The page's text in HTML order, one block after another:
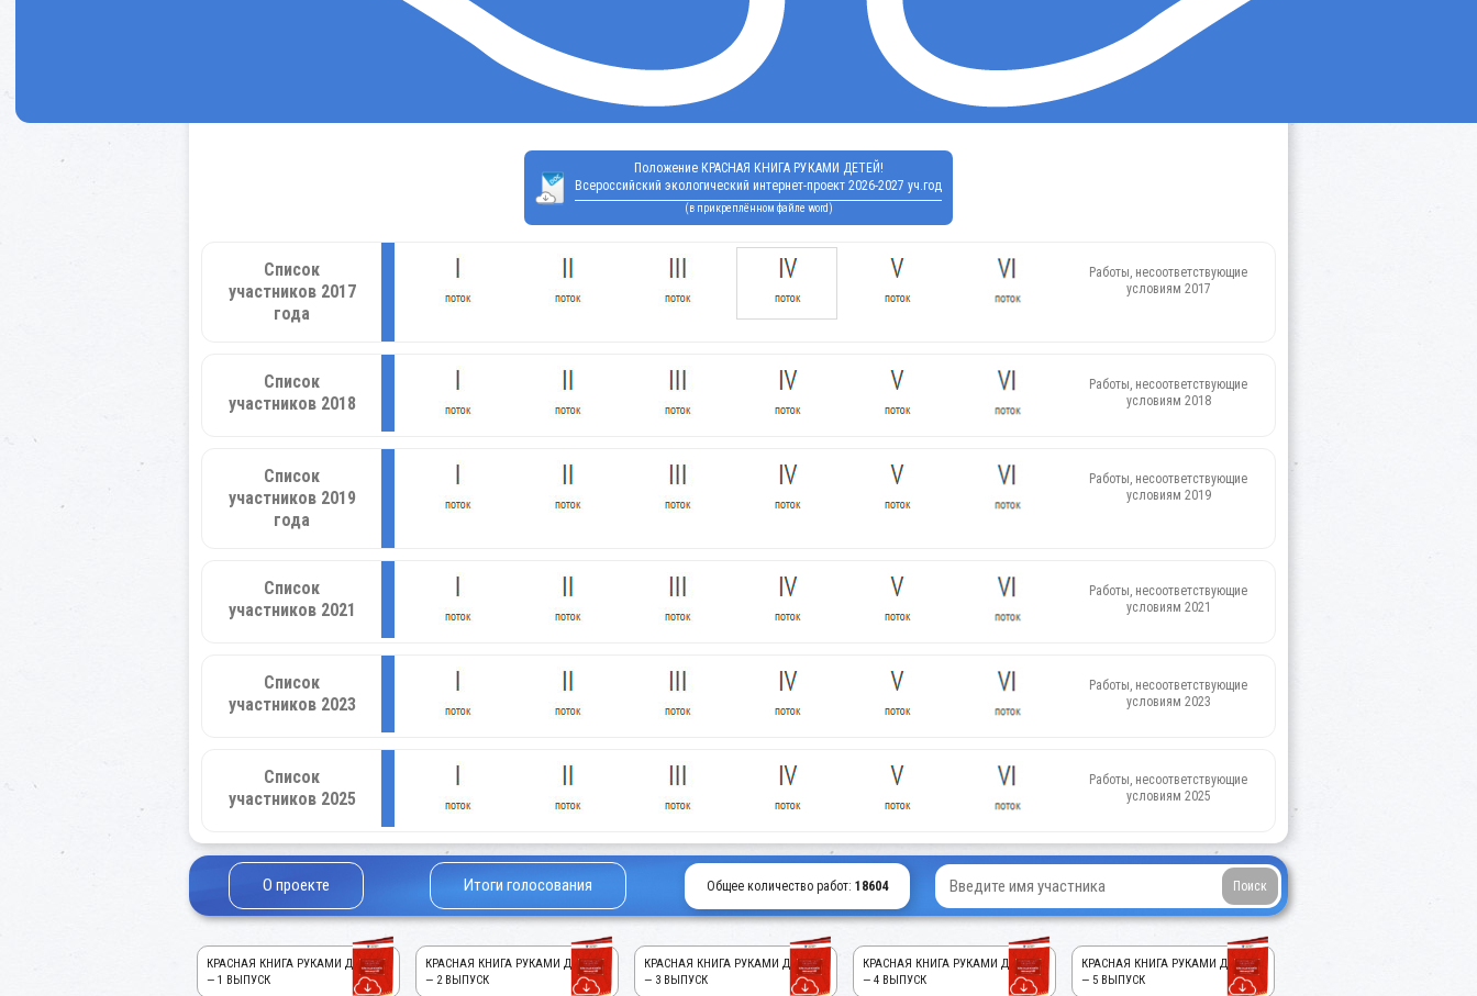
Положение КРАСНАЯ КНИГА РУКАМИ ДЕТЕЙ!
Всероссийский экологический интернет-проект 2026-2027 уч.год
(в прикреплённом файле word)
Список
участников 2017
года
Работы, несоответствующие
условиям 2017
Список
участников 2018
Работы, несоответствующие
условиям 2018
Список
участников 2019
года
Работы, несоответствующие
условиям 2019
Список
участников 2021
Работы, несоответствующие
условиям 2021
Список
участников 2023
Работы, несоответствующие
условиям 2023
Список
участников 2025
Работы, несоответствующие
условиям 2025
О проекте Итоги голосования Общее количество работ: 18604
КРАСНАЯ КНИГА РУКАМИ ДЕТЕЙ!
— 1 ВЫПУСК
КРАСНАЯ КНИГА РУКАМИ ДЕТЕЙ!
— 2 ВЫПУСК
КРАСНАЯ КНИГА РУКАМИ ДЕТЕЙ!
— 3 ВЫПУСК
КРАСНАЯ КНИГА РУКАМИ ДЕТЕЙ!
— 4 ВЫПУСК
КРАСНАЯ КНИГА РУКАМИ ДЕТЕЙ!
— 5 ВЫПУСК